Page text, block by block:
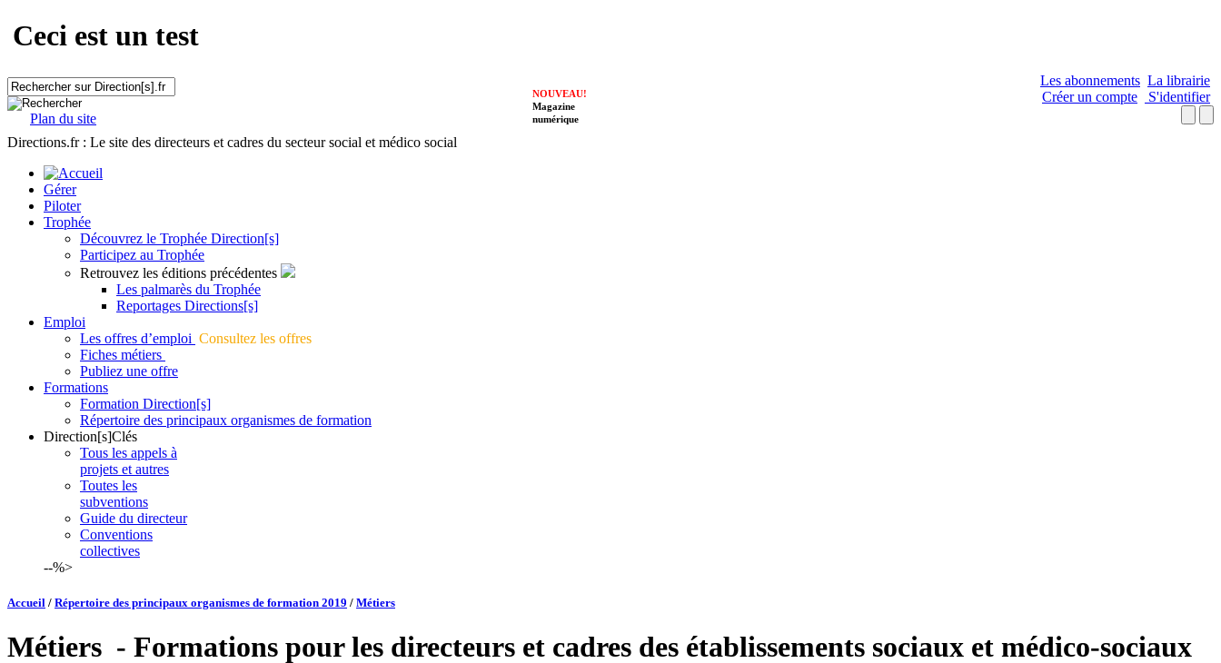
Ceci est un test
Plan du site
Les abonnements La librairie
Créer un compte
S'identifier
NOUVEAU!
Magazine
numérique
Directions.fr : Le site des directeurs et cadres du secteur social et médico social
Gérer
Piloter
Trophée
Découvrez le Trophée Direction[s]
Participez au Trophée
Retrouvez les éditions précédentes
Les palmarès du Trophée
Reportages Directions[s]
Emploi
Les offres d’emploi Consultez les offres
Fiches métiers
Publiez une offre
Formations
Formation Direction[s]
Répertoire des principaux organismes de formation
Direction[s]Clés
Tous les appels à
projets et autres
Toutes les
subventions
Guide du directeur
Conventions
collectives
--%>
Accueil / Répertoire des principaux organismes de formation 2019 / Métiers
Métiers - Formations pour les directeurs et cadres des établissements sociaux et médico-sociaux